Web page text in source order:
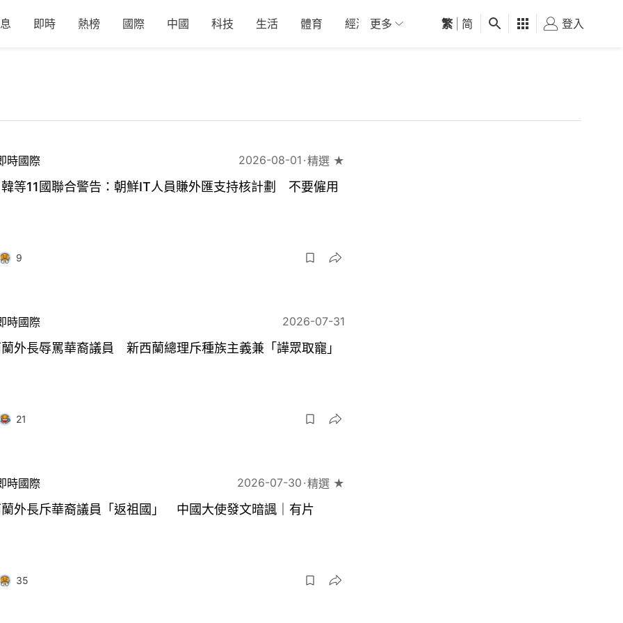
即時 熱榜 國際 中國 科技 生活 體育 經濟 01深圳 觀點 健康 好食玩飛
更多 繁 简 登入
時國際 2026-08-01 精選 ★
等11國聯合警告：朝鮮IT人員賺外匯支持核計劃 不要僱用
9
時國際 2026-07-31
外長辱罵華裔議員 新西蘭總理斥種族主義兼「譁眾取寵」
21
時國際 2026-07-30 精選 ★
外長斥華裔議員「返祖國」 中國大使發文暗諷｜有片
35